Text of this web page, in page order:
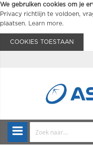
We gebruiken cookies om je
Privacy richtlijn te voldoen,
plaatsen.
Learn more.
COOKIES TOESTAAN